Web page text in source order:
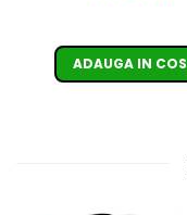
ADAUGA IN COS